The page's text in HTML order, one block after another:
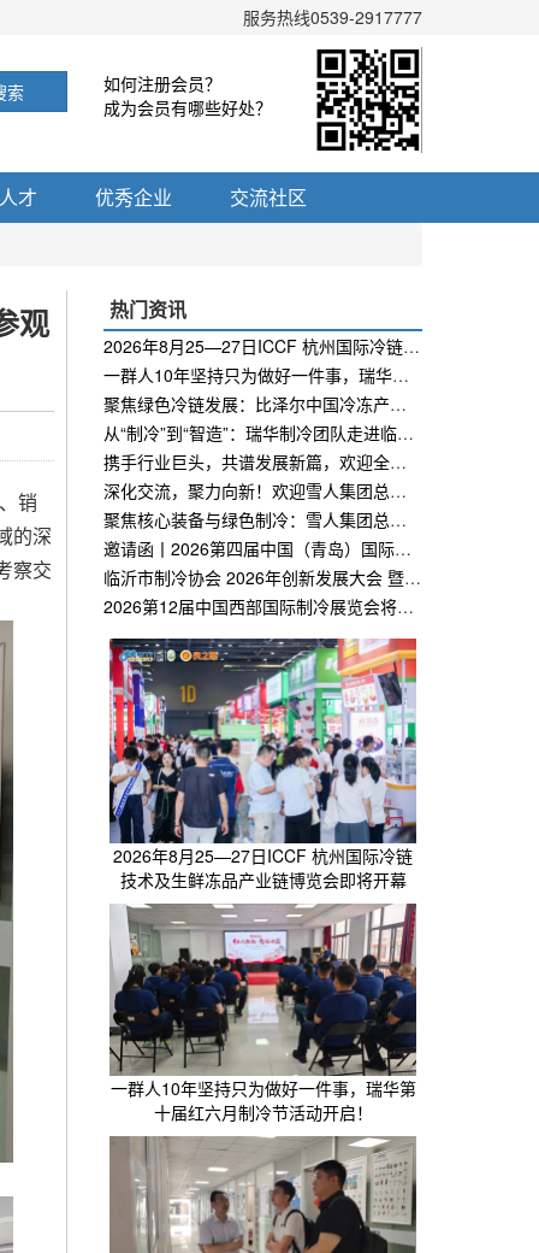
服务热线0539-2917777
索
如何注册会员？
成为会员有哪些好处？
才 优秀企业 交流社区
观
销
的深
察交
热门资讯
2026年8月25—27日ICCF 杭州国际冷链技术及生鲜冻品产业链博览会即将开幕
一群人10年坚持只为做好一件事，瑞华第十届红六月制冷节活动开启！
聚焦绿色冷链发展：比泽尔中国冷冻产品总监江宏伟莅临瑞华参观指导！
从“制冷”到“智造”：瑞华制冷团队走进临工智科，解锁冷库数字化升级密码
携手行业巨头，共谱发展新篇，欢迎全球最大美芝压缩机莅临瑞华制冷参观考察。
深化交流，聚力向新！欢迎雪人集团总裁陈玲女士莅临瑞华制冷参观指导！
聚焦核心装备与绿色制冷：雪人集团总裁陈玲女士深入中科深冷参观指导
邀请函丨2026第四届中国（青岛）国际制冷、空调、热泵、通风及冷链产业展览会
临沂市制冷协会 2026年创新发展大会 暨会员代表大会将于4月27盛大开幕
2026第12届中国西部国际制冷展览会将于3月20日在西安盛大开幕
2026年8月25—27日ICCF 杭州国际冷链
技术及生鲜冻品产业链博览会即将开幕
一群人10年坚持只为做好一件事，瑞华第
十届红六月制冷节活动开启！